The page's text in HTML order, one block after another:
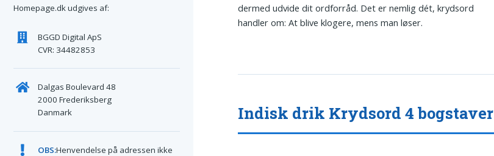
dermed udvide dit ordforråd. Det er nemlig dét, krydsord
handler om: At blive klogere, mens man løser.
Indisk drik Krydsord 4 bogstaver
Homepage.dk udgives af:
BGGD Digital ApS
CVR: 34482853
Dalgas Boulevard 48
2000 Frederiksberg
Danmark
OBS:Henvendelse på adressen ikke